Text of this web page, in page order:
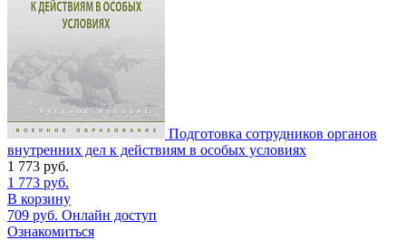
Подготовка сотрудников органов
внутренних дел к действиям в особых условиях
1 773 руб.
1 773 руб.
В корзину
709 руб. Онлайн доступ
Ознакомиться